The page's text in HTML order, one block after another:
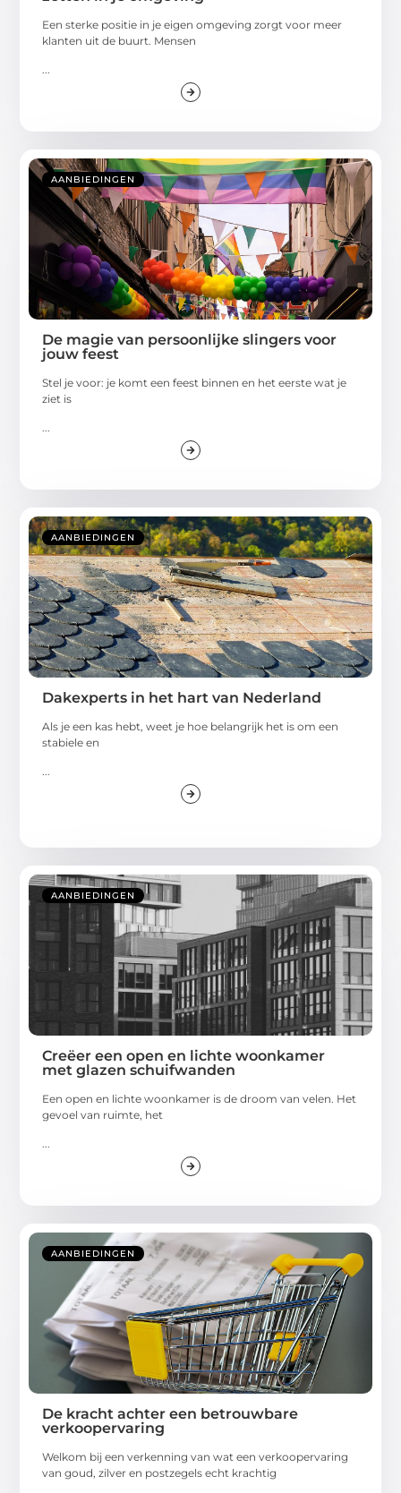
Een sterke positie in je eigen omgeving zorgt voor meer
klanten uit de buurt. Mensen
...
AANBIEDINGEN
De magie van persoonlijke slingers voor
jouw feest
Stel je voor: je komt een feest binnen en het eerste wat je
ziet is
...
AANBIEDINGEN
Dakexperts in het hart van Nederland
Als je een kas hebt, weet je hoe belangrijk het is om een
stabiele en
...
AANBIEDINGEN
Creëer een open en lichte woonkamer
met glazen schuifwanden
Een open en lichte woonkamer is de droom van velen. Het
gevoel van ruimte, het
...
AANBIEDINGEN
De kracht achter een betrouwbare
verkoopervaring
Welkom bij een verkenning van wat een verkoopervaring
van goud, zilver en postzegels echt krachtig